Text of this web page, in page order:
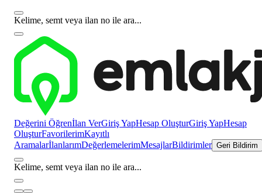
Kelime, semt veya ilan no ile ara...
Değerini Öğrenİlan VerGiriş YapHesap OluşturGiriş YapHesap
OluşturFavorilerimKayıtlı
AramalarİlanlarımDeğerlemelerimMesajlarBildirimler Geri Bildirim
Kelime, semt veya ilan no ile ara...